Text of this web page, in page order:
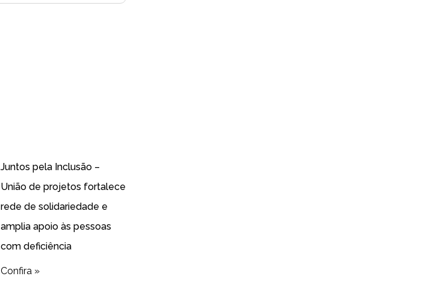
Juntos pela Inclusão –
União de projetos fortalece
rede de solidariedade e
amplia apoio às pessoas
com deficiência
Confira »